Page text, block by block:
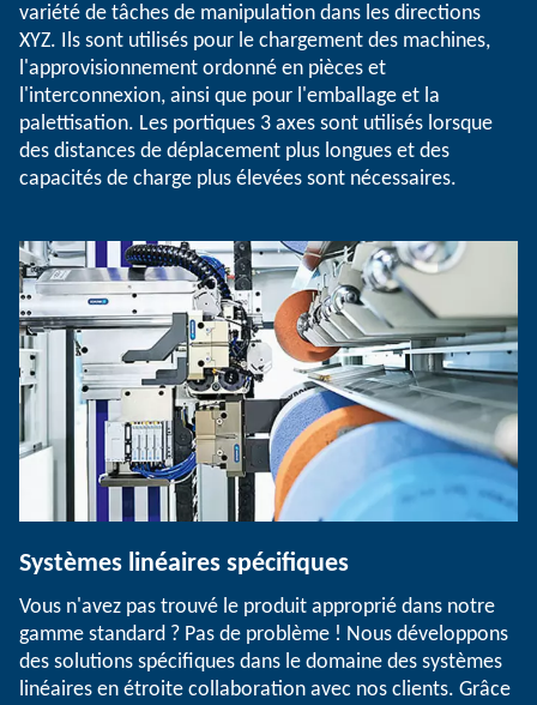
variété de tâches de manipulation dans les directions
XYZ. Ils sont utilisés pour le chargement des machines,
l'approvisionnement ordonné en pièces et
l'interconnexion, ainsi que pour l'emballage et la
palettisation. Les portiques 3 axes sont utilisés lorsque
des distances de déplacement plus longues et des
capacités de charge plus élevées sont nécessaires.
Systèmes linéaires spécifiques
Vous n'avez pas trouvé le produit approprié dans notre
gamme standard ? Pas de problème ! Nous développons
des solutions spécifiques dans le domaine des systèmes
linéaires en étroite collaboration avec nos clients. Grâce